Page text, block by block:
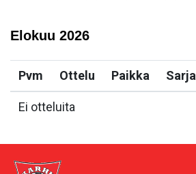
Elokuu 2026
Pvm Ottelu Paikka Sarja
Ei otteluita